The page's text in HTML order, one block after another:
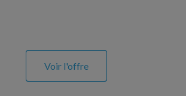
Voir l'offre